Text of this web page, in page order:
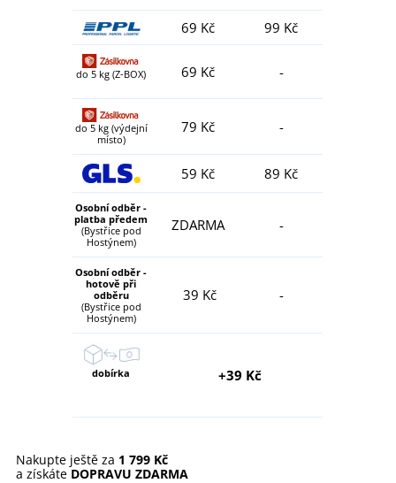
69 Kč
99 Kč
do 5 kg (Z-BOX) 69 Kč -
do 5 kg (výdejní
místo)
79 Kč -
59 Kč 89 Kč
Osobní odběr -
platba předem
(Bystřice pod
Hostýnem)
ZDARMA -
Osobní odběr -
hotově při
odběru
(Bystřice pod
Hostýnem)
39 Kč -
dobírka +39 Kč
Nakupte ještě za 1 799 Kč
a získáte DOPRAVU ZDARMA